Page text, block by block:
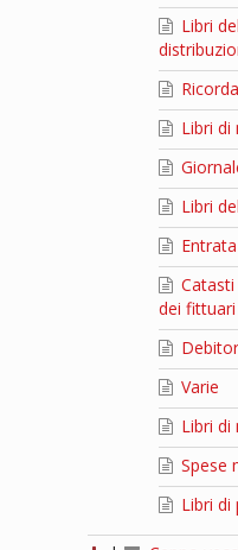
Libri
Libri di
Libri
dei fittuari
Varie
Libri di
Spese
Libri di